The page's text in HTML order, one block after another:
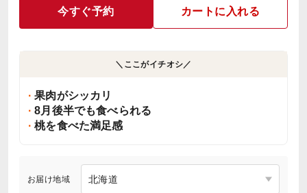
今すぐ予約 カートに入れる
＼ここがイチオシ／
果肉がシッカリ
8月後半でも食べられる
桃を食べた満足感
お届け地域